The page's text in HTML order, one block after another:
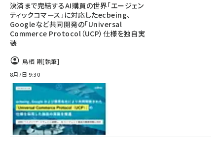
決済まで完結するAI購買の世界「エージェン
ティックコマース」に対応したecbeing、
Googleなど共同開発の「Universal
Commerce Protocol（UCP）仕様を独自実
装
鳥栖 剛[執筆]
8月7日 9:30